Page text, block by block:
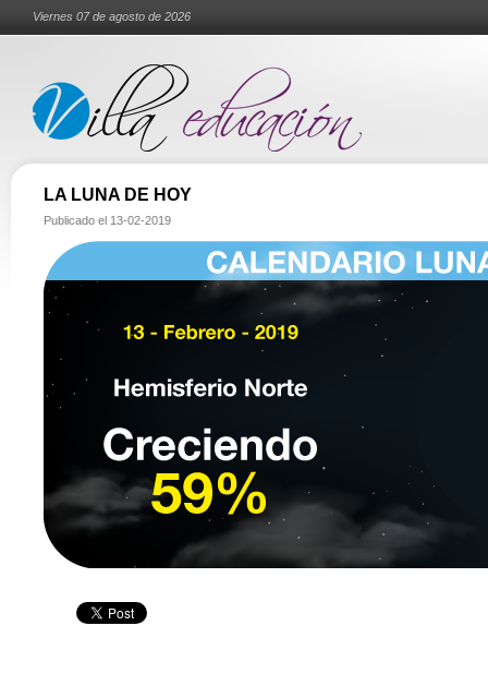
Viernes 07 de agosto de 2026
LA LUNA DE HOY
Publicado el 13-02-2019